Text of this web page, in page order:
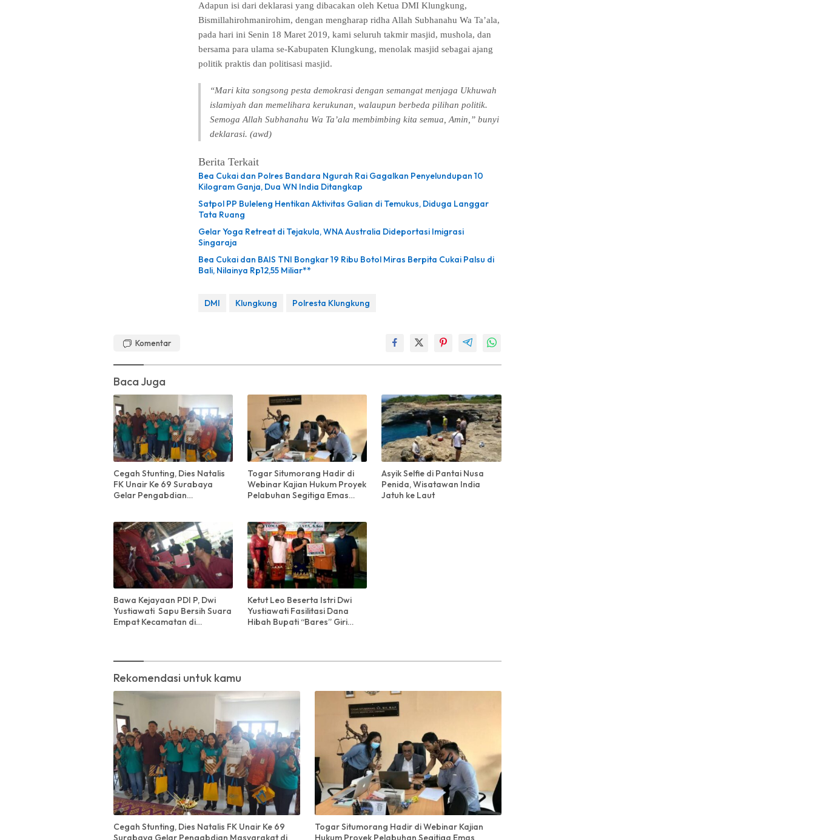
Adapun isi dari deklarasi yang dibacakan oleh Ketua DMI Klungkung,
Bismillahirohmanirohim, dengan mengharap ridha Allah Subhanahu Wa Ta’ala,
pada hari ini Senin 18 Maret 2019, kami seluruh takmir masjid, mushola, dan
bersama para ulama se-Kabupaten Klungkung, menolak masjid sebagai ajang
politik praktis dan politisasi masjid.
“Mari kita songsong pesta demokrasi dengan semangat menjaga Ukhuwah
islamiyah dan memelihara kerukunan, walaupun berbeda pilihan politik.
Semoga Allah Subhanahu Wa Ta’ala membimbing kita semua, Amin,” bunyi
deklarasi. (awd)
Berita Terkait
Bea Cukai dan Polres Bandara Ngurah Rai Gagalkan Penyelundupan 10
Kilogram Ganja, Dua WN India Ditangkap
Satpol PP Buleleng Hentikan Aktivitas Galian di Temukus, Diduga Langgar
Tata Ruang
Gelar Yoga Retreat di Tejakula, WNA Australia Dideportasi Imigrasi
Singaraja
Bea Cukai dan BAIS TNI Bongkar 19 Ribu Botol Miras Berpita Cukai Palsu di
Bali, Nilainya Rp12,55 Miliar**
DMI Klungkung Polresta Klungkung
Komentar
Baca Juga
Cegah Stunting, Dies Natalis
FK Unair Ke 69 Surabaya
Gelar Pengabdian
Togar Situmorang Hadir di
Webinar Kajian Hukum Proyek
Pelabuhan Segitiga Emas
Asyik Selfie di Pantai Nusa
Penida, Wisatawan India
Jatuh ke Laut
Bawa Kejayaan PDI P, Dwi
Yustiawati Sapu Bersih Suara
Empat Kecamatan di
Ketut Leo Beserta Istri Dwi
Yustiawati Fasilitasi Dana
Hibah Bupati “Bares” Giri
Rekomendasi untuk kamu
Cegah Stunting, Dies Natalis FK Unair Ke 69
Surabaya Gelar Pengabdian Masyarakat di
Togar Situmorang Hadir di Webinar Kajian
Hukum Proyek Pelabuhan Segitiga Emas